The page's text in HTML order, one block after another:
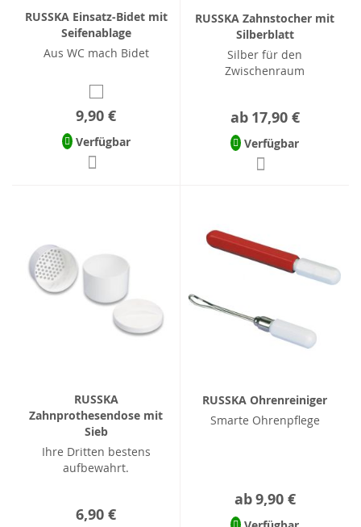
RUSSKA Einsatz-Bidet mit
Seifenablage
Aus WC mach Bidet
9,90 €
Verfügbar
RUSSKA Zahnstocher mit
Silberblatt
Silber für den
Zwischenraum
ab 17,90 €
Verfügbar
RUSSKA
Zahnprothesendose mit
Sieb
Ihre Dritten bestens
aufbewahrt.
6,90 €
RUSSKA Ohrenreiniger
Smarte Ohrenpflege
ab9,90 €